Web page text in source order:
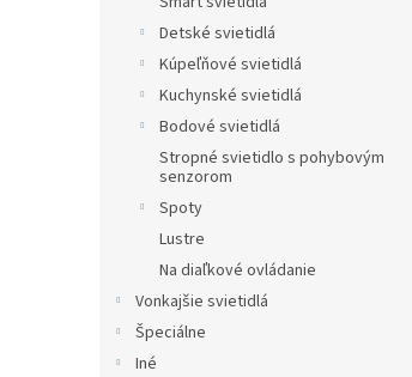
Detské svietidlá
Kúpeľňové svietidlá
Kuchynské svietidlá
Bodové svietidlá
Stropné svietidlo s pohybovým
senzorom
Spoty
Lustre
Na diaľkové ovládanie
Vonkajšie svietidlá
Špeciálne
Iné